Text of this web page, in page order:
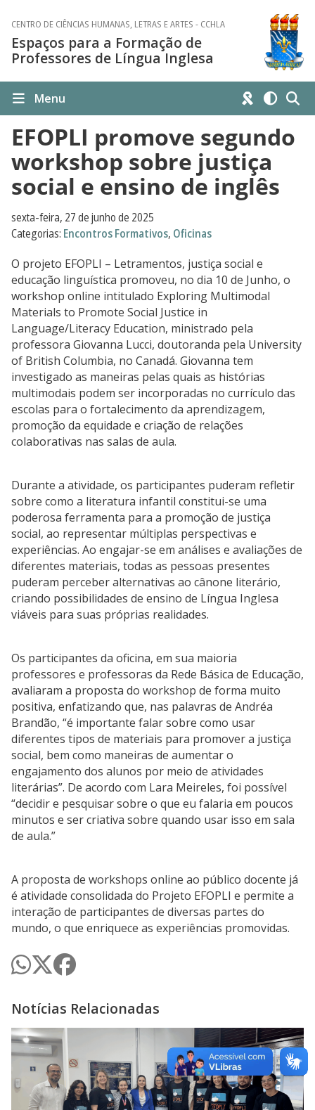
CENTRO DE CIÊNCIAS HUMANAS, LETRAS E ARTES - CCHLA
Espaços para a Formação de
Professores de Língua Inglesa
Menu
EFOPLI promove segundo
workshop sobre justiça
social e ensino de inglês
sexta-feira, 27 de junho de 2025
Categorias: Encontros Formativos, Oficinas
O projeto EFOPLI – Letramentos, justiça social e
educação linguística promoveu, no dia 10 de Junho, o
workshop online intitulado Exploring Multimodal
Materials to Promote Social Justice in
Language/Literacy Education, ministrado pela
professora Giovanna Lucci, doutoranda pela University
of British Columbia, no Canadá. Giovanna tem
investigado as maneiras pelas quais as histórias
multimodais podem ser incorporadas no currículo das
escolas para o fortalecimento da aprendizagem,
promoção da equidade e criação de relações
colaborativas nas salas de aula.
Durante a atividade, os participantes puderam refletir
sobre como a literatura infantil constitui-se uma
poderosa ferramenta para a promoção de justiça
social, ao representar múltiplas perspectivas e
experiências. Ao engajar-se em análises e avaliações de
diferentes materiais, todas as pessoas presentes
puderam perceber alternativas ao cânone literário,
criando possibilidades de ensino de Língua Inglesa
viáveis para suas próprias realidades.
Os participantes da oficina, em sua maioria
professores e professoras da Rede Básica de Educação,
avaliaram a proposta do workshop de forma muito
positiva, enfatizando que, nas palavras de Andréa
Brandão, “é importante falar sobre como usar
diferentes tipos de materiais para promover a justiça
social, bem como maneiras de aumentar o
engajamento dos alunos por meio de atividades
literárias”. De acordo com Lara Meireles, foi possível
“decidir e pesquisar sobre o que eu falaria em poucos
minutos e ser criativa sobre quando usar isso em sala
de aula.”
A proposta de workshops online ao público docente já
é atividade consolidada do Projeto EFOPLI e permite a
interação de participantes de diversas partes do
mundo, o que enriquece as experiências promovidas.
Notícias Relacionadas